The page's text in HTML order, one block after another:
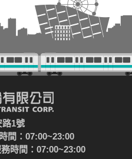
路1號
間：07:00~23:00
時間：07:00~23:00